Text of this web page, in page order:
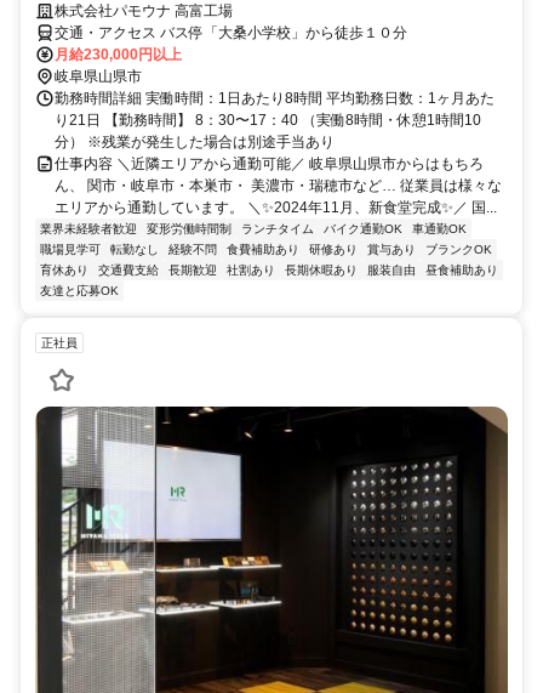
株式会社パモウナ 高富工場
交通・アクセス バス停「大桑小学校」から徒歩１０分
月給230,000円以上
岐阜県山県市
勤務時間詳細 実働時間：1日あたり8時間 平均勤務日数：1ヶ月あた
り21日 【勤務時間】 8：30〜17：40 （実働8時間・休憩1時間10
分） ※残業が発生した場合は別途手当あり
仕事内容 ＼近隣エリアから通勤可能／ 岐阜県山県市からはもちろ
ん、 関市・岐阜市・本巣市・ 美濃市・瑞穂市など… 従業員は様々な
エリアから通勤しています。 ＼✨2024年11月、新食堂完成✨／ 国...
業界未経験者歓迎 変形労働時間制 ランチタイム バイク通勤OK
車通勤OK
職場見学可
転勤なし 経験不問 食費補助あり 研修あり 賞与あり
ブランクOK
育休あり
交通費支給 長期歓迎 社割あり 長期休暇あり 服装自由
昼食補助あり
友達と応募OK
正社員